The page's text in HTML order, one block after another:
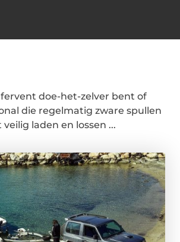
doe-het-zelver bent of
die regelmatig zware spullen
laden en lossen ...